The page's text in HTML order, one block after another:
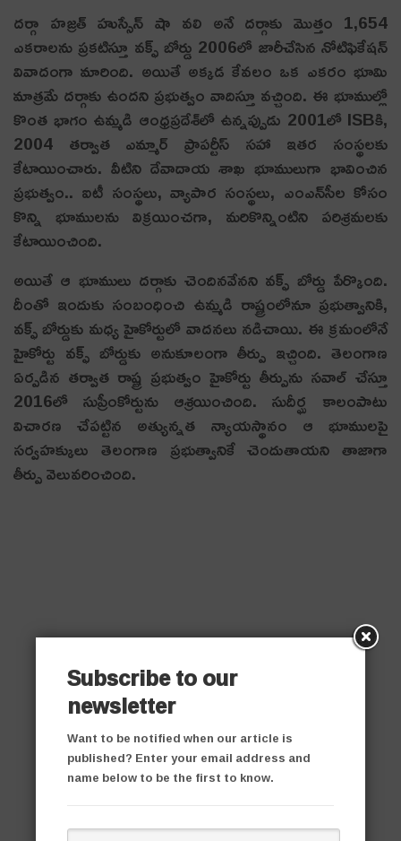
దర్గా హజ్రత్ హుస్సేన్ షా వలి అనే దర్గాకు మొత్తం 1,654
ఎకరాలను ప్రకటిస్తూ వక్ఫ్ బోర్డు 2006లో జారీచేసిన నోటిఫికేషన్
వివాదంగా మారింది. అయితే అక్కడ కేవలం ఒక ఎకరం భూమి
మాత్రమే దర్గాకు ఉందని ప్రభుత్వం వాదిస్తూ వచ్చింది. ఈ భూముల్లో
కొంత భాగం ఉమ్మడి ఆంధ్రప్రదేశ్‌లో ఉన్నప్పుడు 2001లో ISBకి,
2004 తర్వాత ఎమ్మార్ ప్రాపర్టీస్ సహా ఇతర సంస్థలకు
కేటాయించారు. వీటిని దేవాదాయ శాఖ భూములుగా భావించిన
ప్రభుత్వం.. ఐటీ సంస్థలు, వ్యాపార సంస్థలు, ఎంఎన్‌సీల కోసం
కొన్ని భూములను విక్రయించగా, మ‌రికొన్నింటిని ప‌రిశ్ర‌మ‌ల‌కు
కేటాయించింది.
అయితే ఆ భూములు దర్గాకు చెందినవేనని వక్ఫ్ బోర్డు పేర్కొంది.
దీంతో ఇందుకు సంబంధించి ఉమ్మడి రాష్ట్రంలోనూ ప్రభుత్వానికి,
వక్ఫ్ బోర్డుకు మధ్య హైకోర్టులో వాదనలు నడిచాయి. ఈ క్రమంలోనే
హైకోర్టు వక్ఫ్‌ బోర్డు‌కు అనుకూలంగా తీర్పు ఇచ్చింది. తెలంగాణ
ఏర్పడిన తర్వాత రాష్ట్ర ప్రభుత్వం హైకోర్టు తీర్పును సవాల్ చేస్తూ
2016లో సుప్రీంకోర్టును ఆశ్రయించింది. సుదీర్ఘ కాలంపాటు
విచారణ చేపట్టిన అత్యున్నత న్యాయస్థానం ఆ భూములపై
సర్వహక్కులు తెలంగాణ ప్రభుత్వానికే చెందుతాయని తాజాగా
తీర్పు వెలువరించింది.
Subscribe to our
newsletter
Want to be notified when our article is
published? Enter your email address and
name below to be the first to know.